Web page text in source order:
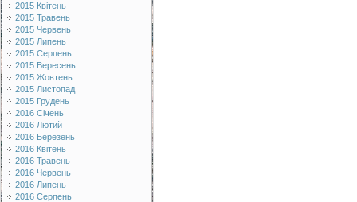
2015 Квітень
2015 Травень
2015 Червень
2015 Липень
2015 Серпень
2015 Вересень
2015 Жовтень
2015 Листопад
2015 Грудень
2016 Січень
2016 Лютий
2016 Березень
2016 Квітень
2016 Травень
2016 Червень
2016 Липень
2016 Серпень